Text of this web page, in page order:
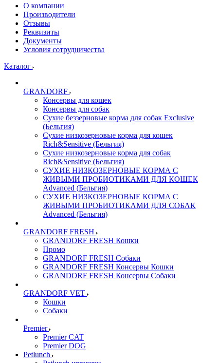
О компании
Производители
Отзывы
Реквизиты
Документы
Условия сотрудничества
Каталог
GRANDORF
Консервы для кошек
Консервы для собак
Сухие беззерновые корма для собак Exclusive
(Бельгия)
Сухие низкозерновые корма для кошек
Rich&Sensitive (Бельгия)
Сухие низкозерновые корма для собак
Rich&Sensitive (Бельгия)
СУХИЕ НИЗКОЗЕРНОВЫЕ КОРМА С
ЖИВЫМИ ПРОБИОТИКАМИ ДЛЯ КОШЕК
Advanced (Бельгия)
СУХИЕ НИЗКОЗЕРНОВЫЕ КОРМА С
ЖИВЫМИ ПРОБИОТИКАМИ ДЛЯ СОБАК
Advanced (Бельгия)
GRANDORF FRESH
GRANDORF FRESH Кошки
Промо
GRANDORF FRESH Собаки
GRANDORF FRESH Консервы Кошки
GRANDORF FRESH Консервы Собаки
GRANDORF VET
Кошки
Собаки
Premier
Premier CAT
Premier DOG
Petlunch